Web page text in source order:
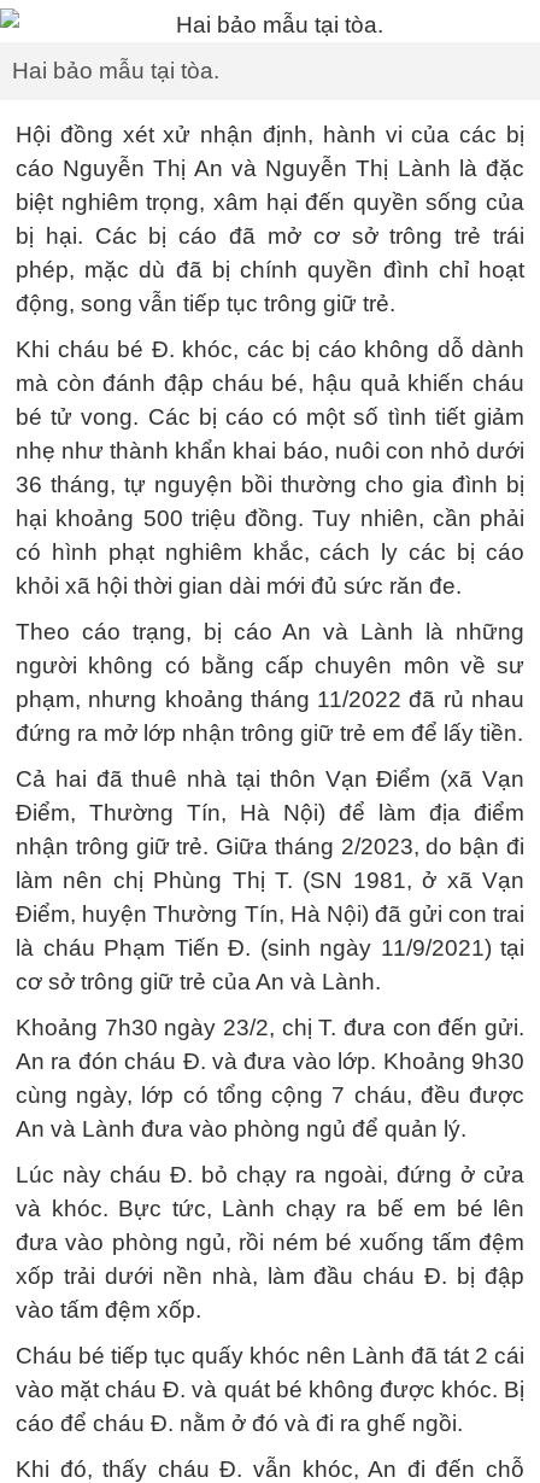
Hai bảo mẫu tại tòa.
Hội đồng xét xử nhận định, hành vi của các bị
cáo Nguyễn Thị An và Nguyễn Thị Lành là đặc
biệt nghiêm trọng, xâm hại đến quyền sống của
bị hại. Các bị cáo đã mở cơ sở trông trẻ trái
phép, mặc dù đã bị chính quyền đình chỉ hoạt
động, song vẫn tiếp tục trông giữ trẻ.
Khi cháu bé Đ. khóc, các bị cáo không dỗ dành
mà còn đánh đập cháu bé, hậu quả khiến cháu
bé tử vong. Các bị cáo có một số tình tiết giảm
nhẹ như thành khẩn khai báo, nuôi con nhỏ dưới
36 tháng, tự nguyện bồi thường cho gia đình bị
hại khoảng 500 triệu đồng. Tuy nhiên, cần phải
có hình phạt nghiêm khắc, cách ly các bị cáo
khỏi xã hội thời gian dài mới đủ sức răn đe.
Theo cáo trạng, bị cáo An và Lành là những
người không có bằng cấp chuyên môn về sư
phạm, nhưng khoảng tháng 11/2022 đã rủ nhau
đứng ra mở lớp nhận trông giữ trẻ em để lấy tiền.
Cả hai đã thuê nhà tại thôn Vạn Điểm (xã Vạn
Điểm, Thường Tín, Hà Nội) để làm địa điểm
nhận trông giữ trẻ. Giữa tháng 2/2023, do bận đi
làm nên chị Phùng Thị T. (SN 1981, ở xã Vạn
Điểm, huyện Thường Tín, Hà Nội) đã gửi con trai
là cháu Phạm Tiến Đ. (sinh ngày 11/9/2021) tại
cơ sở trông giữ trẻ của An và Lành.
Khoảng 7h30 ngày 23/2, chị T. đưa con đến gửi.
An ra đón cháu Đ. và đưa vào lớp. Khoảng 9h30
cùng ngày, lớp có tổng cộng 7 cháu, đều được
An và Lành đưa vào phòng ngủ để quản lý.
Lúc này cháu Đ. bỏ chạy ra ngoài, đứng ở cửa
và khóc. Bực tức, Lành chạy ra bế em bé lên
đưa vào phòng ngủ, rồi ném bé xuống tấm đệm
xốp trải dưới nền nhà, làm đầu cháu Đ. bị đập
vào tấm đệm xốp.
Cháu bé tiếp tục quấy khóc nên Lành đã tát 2 cái
vào mặt cháu Đ. và quát bé không được khóc. Bị
cáo để cháu Đ. nằm ở đó và đi ra ghế ngồi.
Khi đó, thấy cháu Đ. vẫn khóc, An đi đến chỗ